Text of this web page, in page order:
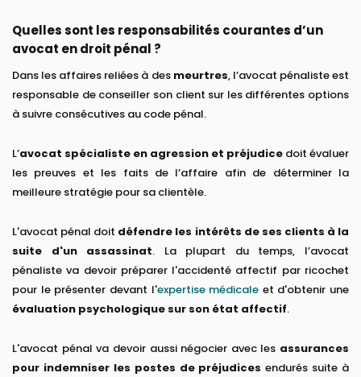
Quelles sont les responsabilités courantes d’un
avocat en droit pénal ?
Dans les affaires reliées à des meurtres, l’avocat pénaliste est
responsable de conseiller son client sur les différentes options
à suivre consécutives au code pénal.
L’avocat spécialiste en agression et préjudice doit évaluer
les preuves et les faits de l’affaire afin de déterminer la
meilleure stratégie pour sa clientèle.
L'avocat pénal doit défendre les intérêts de ses clients à la
suite d'un assassinat. La plupart du temps, l’avocat
pénaliste va devoir préparer l'accidenté affectif par ricochet
pour le présenter devant l'expertise médicale et d'obtenir une
évaluation psychologique sur son état affectif.
L'avocat pénal va devoir aussi négocier avec les assurances
pour indemniser les postes de préjudices endurés suite à